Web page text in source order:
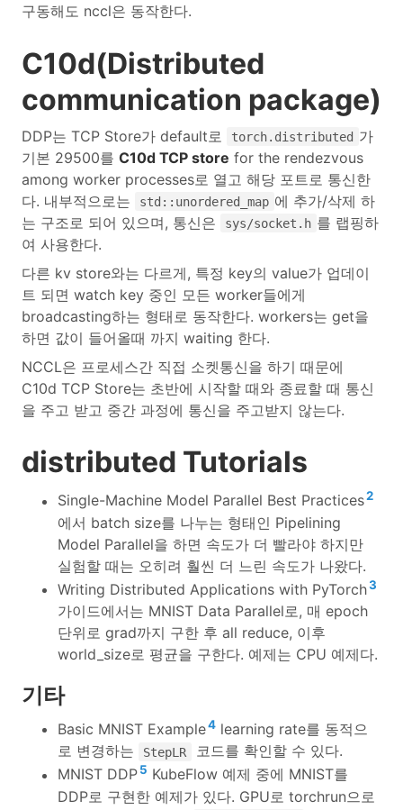
구동해도 nccl은 동작한다.
C10d(Distributed
communication package)
DDP는 TCP Store가 default로 torch.distributed 가
기본 29500를 C10d TCP store for the rendezvous
among worker processes로 열고 해당 포트로 통신한
다. 내부적으로는
std::unordered_map 에 추가/삭제 하
는 구조로 되어 있으며, 통신은
sys/socket.h 를 랩핑하
여 사용한다.
다른 kv store와는 다르게, 특정 key의 value가 업데이
트 되면 watch key 중인 모든 worker들에게
broadcasting하는 형태로 동작한다. workers는 get을
하면 값이 들어올때 까지 waiting 한다.
NCCL은 프로세스간 직접 소켓통신을 하기 때문에
C10d TCP Store는 초반에 시작할 때와 종료할 때 통신
을 주고 받고 중간 과정에 통신을 주고받지 않는다.
distributed Tutorials
Single-Machine Model Parallel Best Practices2
에서 batch size를 나누는 형태인 Pipelining
Model Parallel을 하면 속도가 더 빨라야 하지만
실험할 때는 오히려 훨씬 더 느린 속도가 나왔다.
Writing Distributed Applications with PyTorch3
가이드에서는 MNIST Data Parallel로, 매 epoch
단위로 grad까지 구한 후 all reduce, 이후
world_size로 평균을 구한다. 예제는 CPU 예제다.
기타
Basic MNIST Example4learning rate를 동적으
로 변경하는
StepLR
코드를 확인할 수 있다.
MNIST DDP5 KubeFlow 예제 중에 MNIST를
DDP로 구현한 예제가 있다. GPU로 torchrun으로